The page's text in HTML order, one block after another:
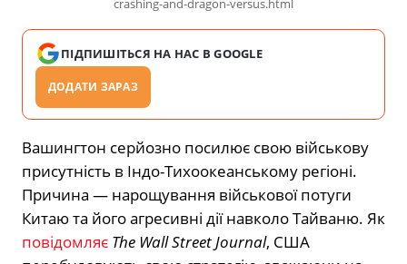
crashing-and-dragon-versus.html
ПІДПИШІТЬСЯ НА НАС В GOOGLE
ДОДАТИ ЗАРАЗ
Вашингтон серйозно посилює свою військову
присутність в Індо-Тихоокеанському регіоні.
Причина — нарощування військової потуги
Китаю та його агресивні дії навколо Тайваню. Як
повідомляє The Wall Street Journal, США